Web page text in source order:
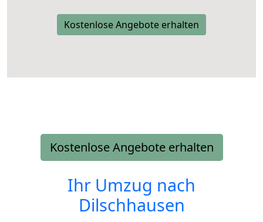
Kostenlose Angebote erhalten
Kostenlose Angebote erhalten
Ihr Umzug nach
Dilschhausen